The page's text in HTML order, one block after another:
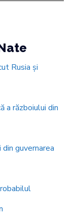
Rusia și
a războiului din
guvernarea